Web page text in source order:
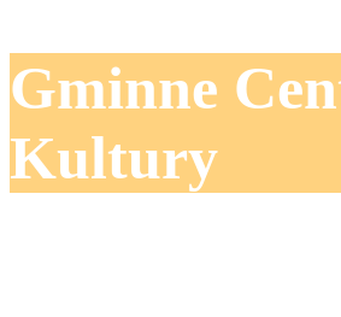
Gminne
Kultury